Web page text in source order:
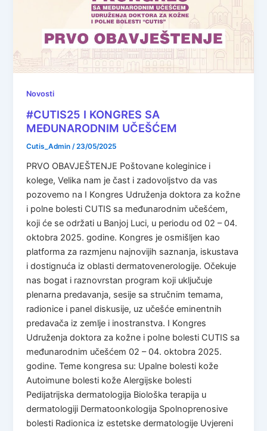
Novosti
#CUTIS25 I KONGRES SA
MEĐUNARODNIM UČEŠĆEM
Cutis_Admin/23/05/2025
PRVO OBAVJEŠTENJE Poštovane koleginice i
kolege, Velika nam je čast i zadovoljstvo da vas
pozovemo na I Kongres Udruženja doktora za kožne
i polne bolesti CUTIS sa međunarodnim učešćem,
koji će se održati u Banjoj Luci, u periodu od 02 – 04.
oktobra 2025. godine. Kongres je osmišljen kao
platforma za razmjenu najnovijih saznanja, iskustava
i dostignuća iz oblasti dermatovenerologije. Očekuje
nas bogat i raznovrstan program koji uključuje
plenarna predavanja, sesije sa stručnim temama,
radionice i panel diskusije, uz učešće eminentnih
predavača iz zemlje i inostranstva. I Kongres
Udruženja doktora za kožne i polne bolesti CUTIS sa
međunarodnim učešćem 02 – 04. oktobra 2025.
godine. Teme kongresa su: Upalne bolesti kože
Autoimune bolesti kože Alergijske bolesti
Pedijatrijska dermatologija Biološka terapija u
dermatologiji Dermatoonkologija Spolnoprenosive
bolesti Radionica iz estetske dermatologije Uvjereni